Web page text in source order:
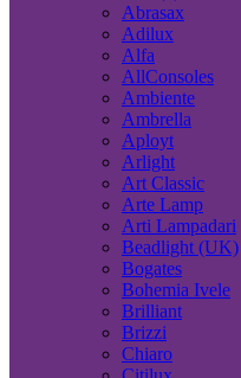
Abrasax
Adilux
Alfa
AllConsoles
Ambiente
Ambrella
Aployt
Arlight
Art Classic
Arte Lamp
Arti Lampadari
Beadlight (UK)
Bogates
Bohemia Ivele
Brilliant
Brizzi
Chiaro